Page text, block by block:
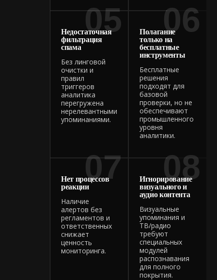
05
Недостаточная
фильтрация
спама
Без линговой
очистки и
правил
триггеров
аналитика
перегружена
нерелевантными
упоминаниями.
06
Полагание
только на
бесплатные
инструменты
Бесплатные
решения
подходят для
базовой
проверки, но не
обеспечивают
промышленного
уровня
аналитики.
07
Нет процессов
реакции
Наличие
алертов без
регламентов и
ответственных
снижает
ценность
мониторинга.
08
Игнорирование
визуального и
аудио контента
Визуальные
упоминания и
ТВ/радио
требуют
специальных
модулей
распознавания
для полного
покрытия.